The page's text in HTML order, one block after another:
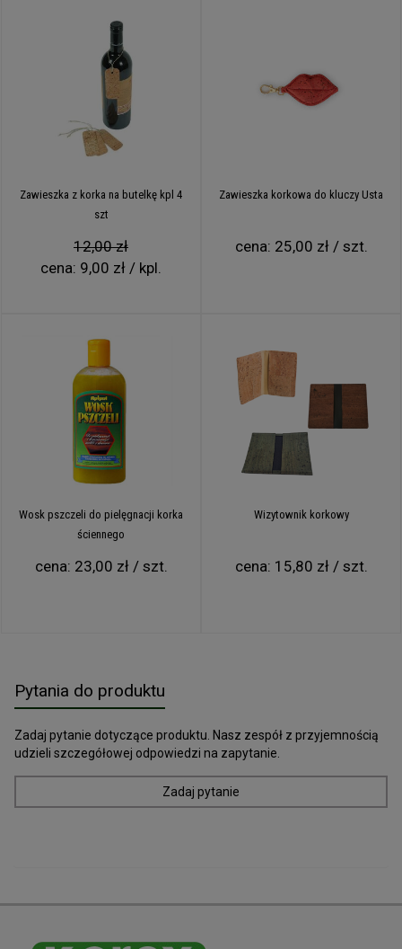
Zawieszka z korka na butelkę kpl 4
szt
12,00 zł
cena: 9,00 zł / kpl.
Zawieszka korkowa do kluczy Usta
cena: 25,00 zł / szt.
Wosk pszczeli do pielęgnacji korka
ściennego
cena: 23,00 zł / szt.
Wizytownik korkowy
cena: 15,80 zł / szt.
Pytania do produktu
Zadaj pytanie dotyczące produktu. Nasz zespół z przyjemnością
udzieli szczegółowej odpowiedzi na zapytanie.
Zadaj pytanie